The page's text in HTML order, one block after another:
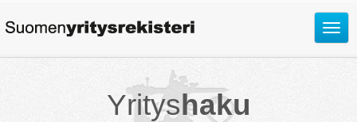
Avaa
Yrityshaku